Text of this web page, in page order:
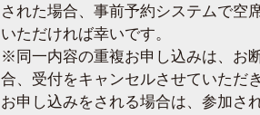
された場合、事前予約システムで空
いただければ幸いです。
※同一内容の重複お申し込みは、お
合、受付をキャンセルさせていただ
お申し込みをされる場合は、参加さ